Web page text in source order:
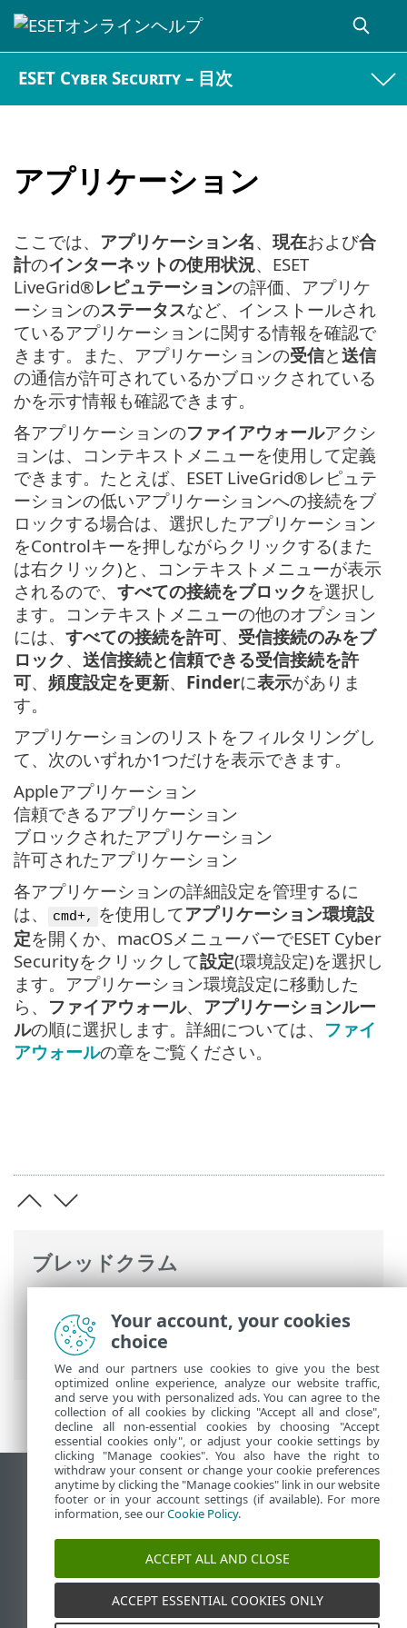
ESET Cyber Security – 目次
アプリケーション
ブレッドクラム
Security >ESET Cyber Securityの操作>ツ
ール> アプリケーション
ここでは、 アプリケーション名、 現在および合
計のインターネットの使用状況、ESET
LiveGrid®レピュテーションの評価、アプリケ
ーションのステータスなど、インストールされ
ているアプリケーションに関する情報を確認で
きます。また、アプリケーションの受信と送信
の通信が許可されているかブロックされている
かを示す情報も確認できます。
各アプリケーションのファイアウォールアクシ
ョンは、コンテキストメニューを使用して定義
できます。たとえば、ESET LiveGrid®レピュテ
ーションの低いアプリケーションへの接続をブ
ロックする場合は、選択したアプリケーション
をControlキーを押しながらクリックする(また
は右クリック)と、コンテキストメニューが表示
されるので、 すべての接続をブロックを選択し
ます。コンテキストメニューの他のオプション
には、 すべての接続を許可、 受信接続のみをブ
ロック、 送信接続と信頼できる受信接続を許
可、 頻度設定を更新、 Finderに表示がありま
す。
アプリケーションのリストをフィルタリングし
て、次のいずれか1つだけを表示できます。
Appleアプリケーション
信頼できるアプリケーション
ブロックされたアプリケーション
許可されたアプリケーション
各アプリケーションの詳細設定を管理するに
は、
cmd+, を使用してアプリケーション環境設
定を開くか、macOSメニューバーでESET Cyber
Securityをクリックして設定(環境設定)を選択し
ます。アプリケーション環境設定に移動した
ら、 ファイアウォール、 アプリケーションルー
ルの順に選択します。詳細については、 ファイ
アウォールの章をご覧ください。
デスクトップサイトの表示
End of Life
ESETナレッジベース
ESETフォーラム
ESET Status Portal
地域サポート
Your account, your cookies
choice
We and our partners use cookies to give you the best
optimized online experience, analyze our website traffic,
and serve you with personalized ads. You can agree to the
collection of all cookies by clicking "Accept all and close",
decline all non-essential cookies by choosing "Accept
essential cookies only", or adjust your cookie settings by
clicking "Manage cookies". You also have the right to
withdraw your consent or change your cookie preferences
anytime by clicking the "Manage cookies" link in our website
footer or in your account settings (if available). For more
information, see ourCookie Policy.
ACCEPT ALL AND CLOSE
ACCEPT ESSENTIAL COOKIES ONLY